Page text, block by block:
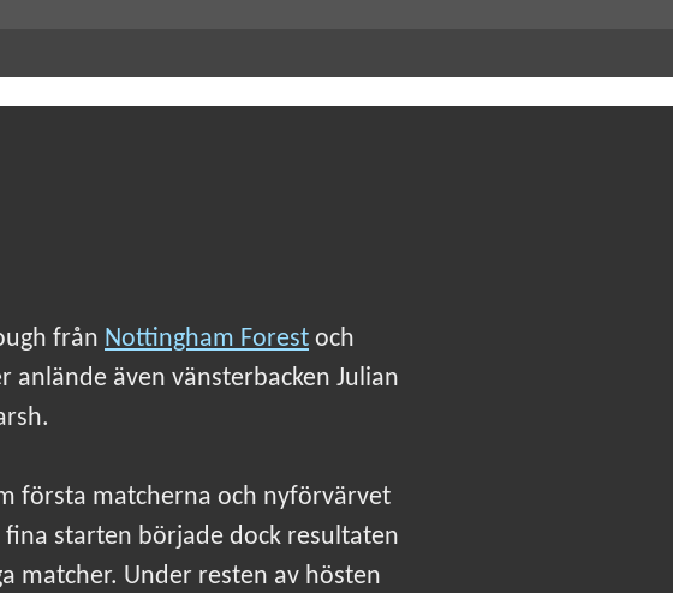
från Nottingham Forest och
anlände även vänsterbacken Julian
första matcherna och nyförvärvet
starten började dock resultaten
matcher. Under resten av hösten